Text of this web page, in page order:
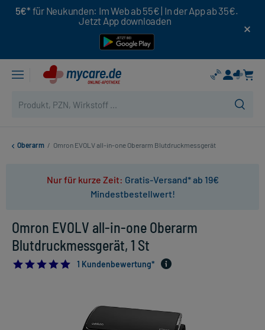
5€* für Neukunden: Im Web ab 55€ | In der App ab 35€.
Jetzt App downloaden
Oberarm / Omron EVOLV all-in-one Oberarm Blutdruckmessgerät
Nur für kurze Zeit: Gratis-Versand* ab 19€
Mindestbestellwert!
Omron EVOLV all-in-one Oberarm
Blutdruckmessgerät, 1 St
5.01 Kundenbewertung*